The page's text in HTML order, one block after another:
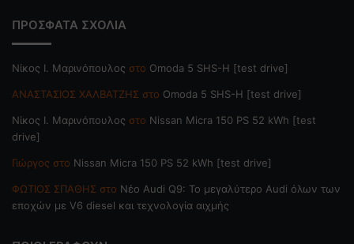
ΠΡΟΣΦΑΤΑ ΣΧΟΛΙΑ
Nίκος Ι. Mαρινόπουλος στο Omoda 5 SHS-H [test drive]
ΑΝΑΣΤΑΣΙΟΣ ΧΑΛΒΑΤΖΗΣ στο Omoda 5 SHS-H [test drive]
Nίκος Ι. Mαρινόπουλος στο Nissan Micra 150 PS 52 kWh [test
drive]
Γιώργος στο Nissan Micra 150 PS 52 kWh [test drive]
ΦΩΤΙΟΣ ΣΠΑΘΗΣ στο Νέο Audi Q9: Το μεγαλύτερο Audi όλων των
εποχών με V6 diesel και τεχνολογία αιχμής